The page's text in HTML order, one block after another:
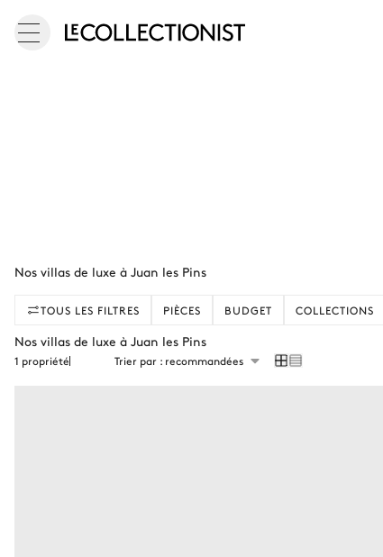
TOUS LES FILTRES PIÈCES BUDGET COLLECTIONS
Nos villas de luxe à Juan les Pins
1 propriété Trier par : recommandées
Nos villas de luxe à Juan les Pins